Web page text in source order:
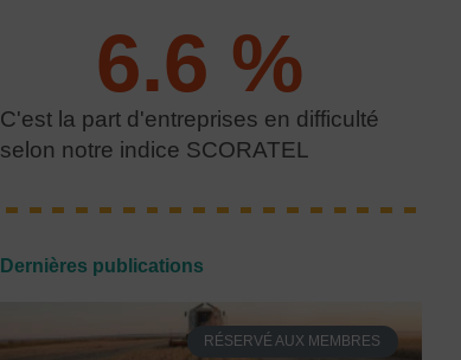
h
e
C'est la part d'entreprises en difficulté
selon notre indice SCORATEL
6.6 %
Dernières publications
RÉSERVÉ AUX MEMBRES